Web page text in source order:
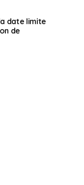
date limite
de